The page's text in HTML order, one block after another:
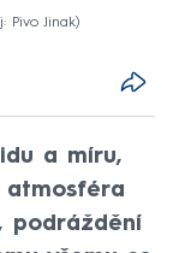
Pivo Jinak
a míru,
atmosféra
podráždění